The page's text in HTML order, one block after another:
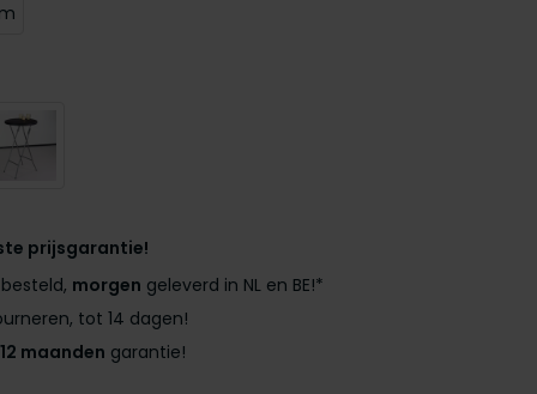
prijsgarantie!
morgen geleverd in NL en BE!*
tot 14 dagen!
12 maanden garantie!